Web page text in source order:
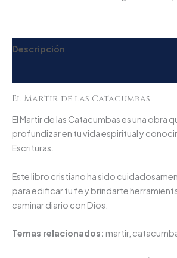
Descripción
El Martir de las Catacumbas
El Martir de las Catacumbas es una obra
profundizar en tu vida espiritual y
Escrituras.
Este libro cristiano ha sido
para edificar tu fe y brindarte
caminar diario con Dios.
Temas relacionados: martir,